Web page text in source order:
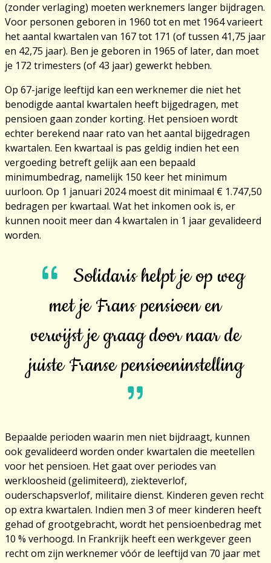
(zonder verlaging) moeten werknemers langer bijdragen.
Voor personen geboren in 1960 tot en met 1964 varieert
het aantal kwartalen van 167 tot 171 (of tussen 41,75 jaar
en 42,75 jaar). Ben je geboren in 1965 of later, dan moet
je 172 trimesters (of 43 jaar) gewerkt hebben.
Op 67-jarige leeftijd kan een werknemer die niet het
benodigde aantal kwartalen heeft bijgedragen, met
pensioen gaan zonder korting. Het pensioen wordt
echter berekend naar rato van het aantal bijgedragen
kwartalen. Een kwartaal is pas geldig indien het een
vergoeding betreft gelijk aan een bepaald
minimumbedrag, namelijk 150 keer het minimum
uurloon. Op 1 januari 2024 moest dit minimaal € 1.747,50
bedragen per kwartaal. Wat het inkomen ook is, er
kunnen nooit meer dan 4 kwartalen in 1 jaar gevalideerd
worden.
Solidaris helpt je op weg
met je Frans pensioen en
verwijst je graag door naar de
juiste Franse pensioeninstelling
Bepaalde perioden waarin men niet bijdraagt, kunnen
ook gevalideerd worden onder kwartalen die meetellen
voor het pensioen. Het gaat over periodes van
werkloosheid (gelimiteerd), ziekteverlof,
ouderschapsverlof, militaire dienst. Kinderen geven recht
op extra kwartalen. Indien men 3 of meer kinderen heeft
gehad of grootgebracht, wordt het pensioenbedrag met
10 % verhoogd. In Frankrijk heeft een werkgever geen
recht om zijn werknemer vóór de leeftijd van 70 jaar met